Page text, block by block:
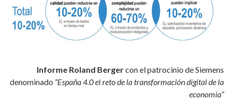
Informe Roland Bergercon el patrocinio de Siemens
denominado “España 4.0 el reto de la transformación digital de la
economía”